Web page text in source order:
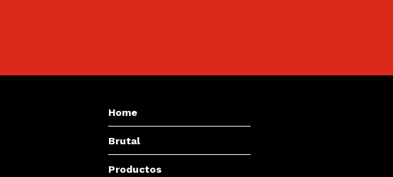
Home
Brutal
Productos